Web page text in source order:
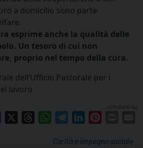
a domicilio sono parte
esprime anche la qualità delle
Un tesoro di cui non
proprio nel tempo della cura.
dell’Ufficio Pastorale per i
lavoro
condividi su
Facebook ThreadsWhatsAppTelegramLinkedIn
Carità e impegno sociale